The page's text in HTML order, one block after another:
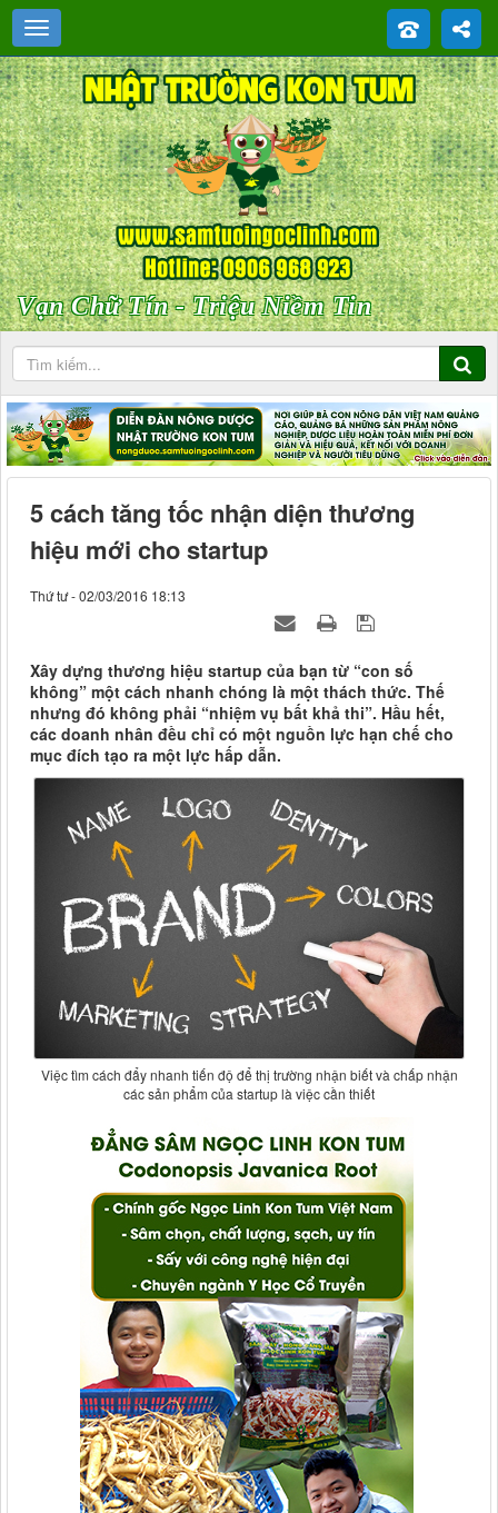
Vạn Chữ Tín - Triệu Niềm Tin
5 cách tăng tốc nhận diện thương
hiệu mới cho startup
Thứ tư - 02/03/2016 18:13
Xây dựng thương hiệu startup của bạn từ “con số
không” một cách nhanh chóng là một thách thức. Thế
nhưng đó không phải “nhiệm vụ bất khả thi”. Hầu hết,
các doanh nhân đều chỉ có một nguồn lực hạn chế cho
mục đích tạo ra một lực hấp dẫn.
Việc tìm cách đẩy nhanh tiến độ để thị trường nhận biết và chấp nhận
các sản phẩm của startup là việc cần thiết